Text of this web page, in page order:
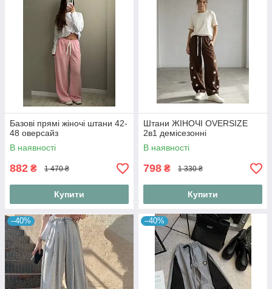
Базові прямі жіночі штани 42-
48 оверсайз
В наявності
882 ₴ 1 470 ₴
Купити
Штани ЖІНОЧІ OVERSIZE
2в1 демісезонні
В наявності
798 ₴ 1 330 ₴
Купити
–40% –40%